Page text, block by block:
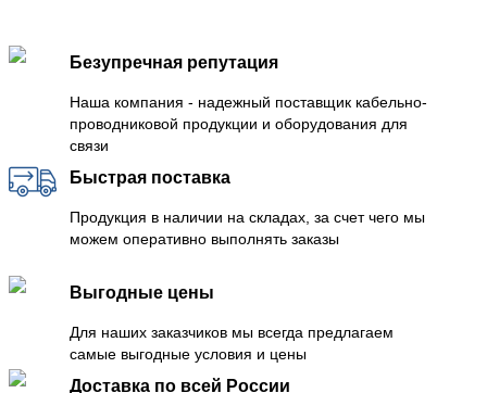
Безупречная репутация
Наша компания - надежный поставщик кабельно-
проводниковой продукции и оборудования для
связи
Быстрая поставка
Продукция в наличии на складах, за счет чего мы
можем оперативно выполнять заказы
Выгодные цены
Для наших заказчиков мы всегда предлагаем
самые выгодные условия и цены
Доставка по всей России